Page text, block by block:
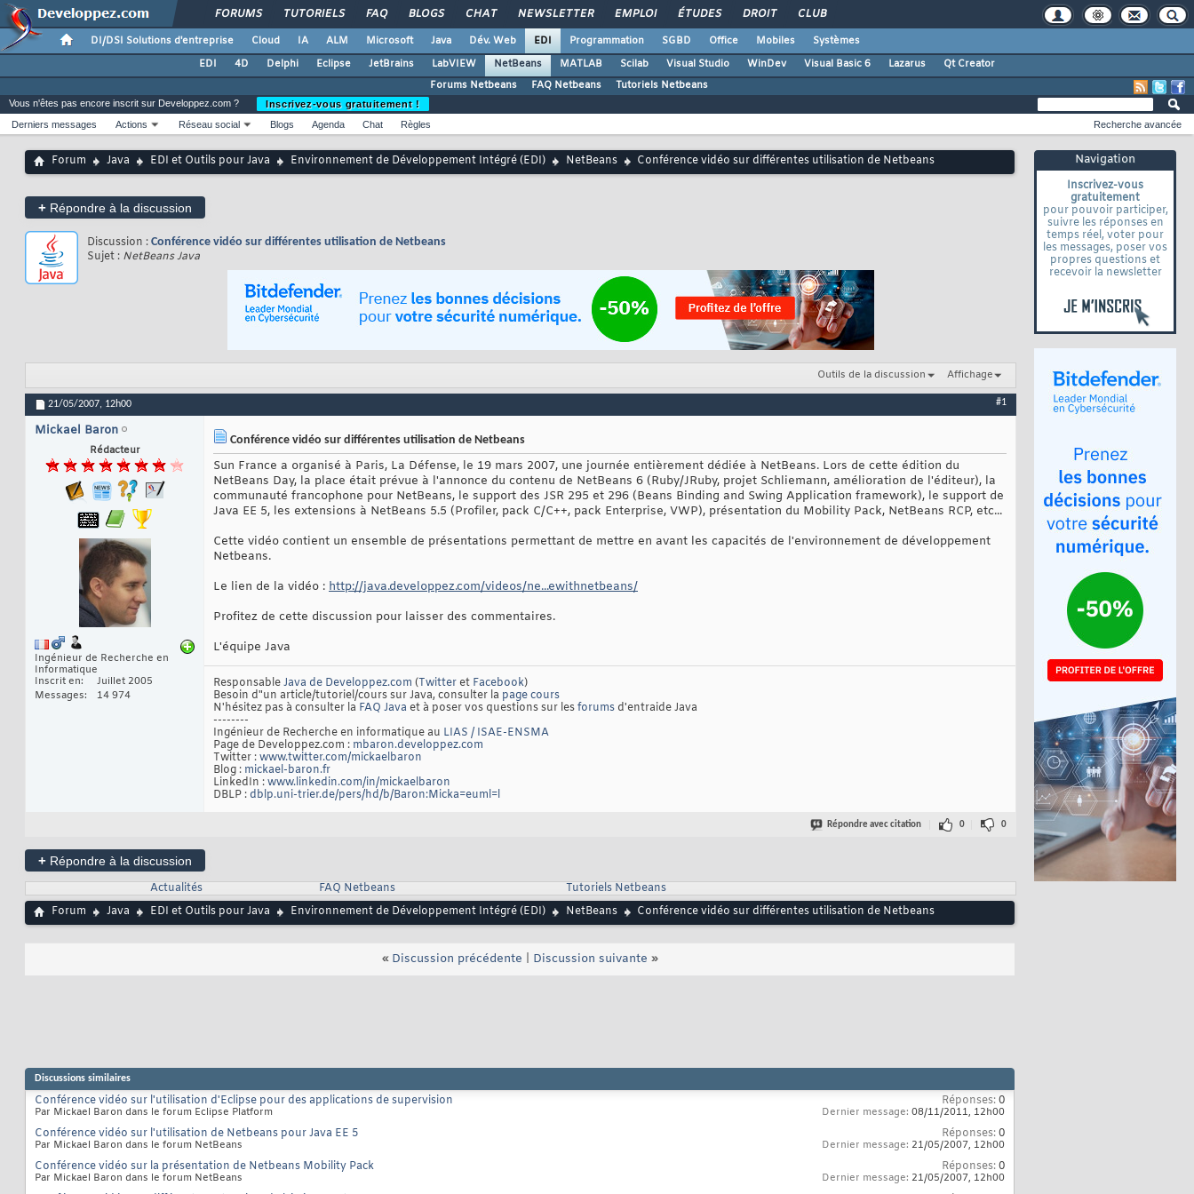
FORUMS TUTORIELS FAQ BLOGS CHAT NEWSLETTER EMPLOI ÉTUDES DROIT CLUB
DI/DSI Solutions d'entreprise Cloud IA ALM Microsoft Java Dév. Web EDI Programmation SGBD Office Mobiles
Systèmes
EDI
4D Delphi Eclipse JetBrains LabVIEW NetBeans MATLAB Scilab Visual Studio WinDev Visual Basic 6 Lazarus
Qt Creator
Forums Netbeans
FAQ Netbeans Tutoriels Netbeans
Navigation
Inscrivez-vous
gratuitement
pour pouvoir participer,
suivre les réponses en
temps réel, voter pour
les messages, poser vos
propres questions et
recevoir la newsletter
Vous n'êtes pas encore inscrit sur Developpez.com ?
Inscrivez-vous gratuitement !
Derniers messages
Actions Réseau social Blogs Agenda Chat Règles Recherche avancée
Forum Java EDI et Outils pour Java Environnement de Développement Intégré (EDI) NetBeans Conférence vidéo sur différentes utilisation de Netbeans
+ Répondre à la discussion
Discussion : Conférence vidéo sur différentes utilisation de Netbeans
Sujet : NetBeans Java
Outils de la discussion Affichage
21/05/2007, 12h00 #1
Mickael Baron
Rédacteur
Ingénieur de Recherche en
Informatique
Inscrit en
Juillet 2005
Messages
14 974
Conférence vidéo sur différentes utilisation de Netbeans
Sun France a organisé à Paris, La Défense, le 19 mars 2007, une journée entièrement dédiée à NetBeans. Lors de cette édition du
NetBeans Day, la place était prévue à l'annonce du contenu de NetBeans 6 (Ruby/JRuby, projet Schliemann, amélioration de l'éditeur), la
communauté francophone pour NetBeans, le support des JSR 295 et 296 (Beans Binding and Swing Application framework), le support de
Java EE 5, les extensions à NetBeans 5.5 (Profiler, pack C/C++, pack Enterprise, VWP), présentation du Mobility Pack, NetBeans RCP, etc...
Cette vidéo contient un ensemble de présentations permettant de mettre en avant les capacités de l'environnement de développement
Netbeans.
Le lien de la vidéo : http://java.developpez.com/videos/ne...ewithnetbeans/
Profitez de cette discussion pour laisser des commentaires.
L'équipe Java
ResponsableJava de Developpez.com (Twitteret Facebook)
Besoin d"un article/tutoriel/cours sur Java, consulter la page cours
N'hésitez pas à consulter la FAQ Java et à poser vos questions sur lesforums d'entraide Java
--------
Ingénieur de Recherche en informatique au LIAS / ISAE-ENSMA
Page de Developpez.com : mbaron.developpez.com
Twitter :www.twitter.com/mickaelbaron
Blog : mickael-baron.fr
LinkedIn :www.linkedin.com/in/mickaelbaron
DBLP : dblp.uni-trier.de/pers/hd/b/Baron:Micka=euml=l
Répondre avec citation 0 0
+ Répondre à la discussion
Actualités
FAQ Netbeans
Tutoriels Netbeans
Forum
Java EDI et Outils pour Java Environnement de Développement Intégré (EDI) NetBeans Conférence vidéo sur différentes utilisation de Netbeans
« Discussion précédente Discussion suivante »
Discussions similaires
Conférence vidéo sur l'utilisation d'Eclipse pour des applications de supervision
Par Mickael Baron dans le forum Eclipse Platform
Réponses:0
Dernier message: 08/11/2011, 12h00
Conférence vidéo sur l'utilisation de Netbeans pour Java EE 5
Par Mickael Baron dans le forum NetBeans
Réponses:0
Dernier message: 21/05/2007, 12h00
Conférence vidéo sur la présentation de Netbeans Mobility Pack
Par Mickael Baron dans le forum NetBeans
Réponses:0
Dernier message: 21/05/2007, 12h00